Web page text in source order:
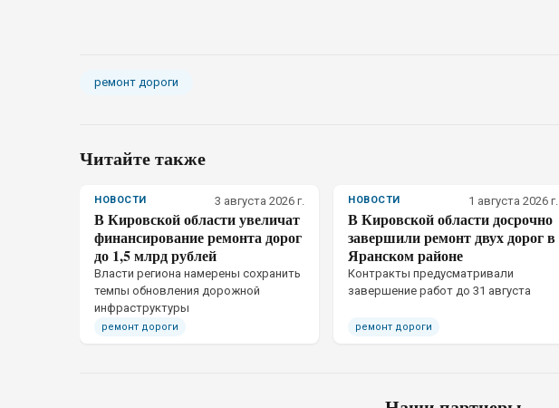
ремонт дороги
Читайте также
НОВОСТИ 3 августа 2026 г.
В Кировской области увеличат
финансирование ремонта дорог
до 1,5 млрд рублей
Власти региона намерены сохранить
темпы обновления дорожной
инфраструктуры
ремонт дороги
НОВОСТИ 1 августа 2026 г.
В Кировской области досрочно
завершили ремонт двух дорог в
Яранском районе
Контракты предусматривали
завершение работ до 31 августа
ремонт дороги